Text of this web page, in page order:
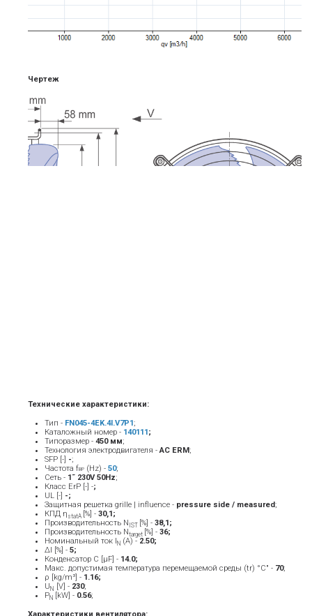
Чертеж
Технические характеристики:
Тип - FN045-4EK.4I.V7P1;
Каталожный номер - 140111 ;
Типоразмер - 450 мм;
Технология электродвигателя -AC ERM;
SFP [-] -;
Частота fBP (Hz) - 50;
Сеть - 1˜ 230V 50Hz;
Класс ErP [-] -;
UL [-] -;
Защитная решетка grille | influence - pressure side / measured;
КПД η statA [%] - 30,1;
Производительность N IST [%] - 38,1;
Производительность Ntarget [%] - 36;
Номинальный ток Ι Ν (A) - 2.50;
ΔI [%] - 5;
Конденсатор C [μF] - 14.0;
Макс. допустимая температура перемещаемой среды (tr) °C" - 70;
ρ [kg/m³] - 1.16;
UN [V] - 230;
PN [kW] - 0.56;